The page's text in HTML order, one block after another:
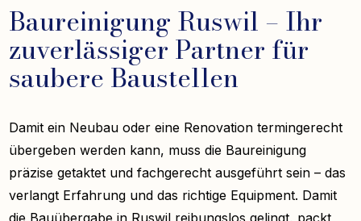
Baureinigung Ruswil – Ihr
zuverlässiger Partner für
saubere Baustellen
Damit ein Neubau oder eine Renovation termingerecht
übergeben werden kann, muss die Baureinigung
präzise getaktet und fachgerecht ausgeführt sein – das
verlangt Erfahrung und das richtige Equipment. Damit